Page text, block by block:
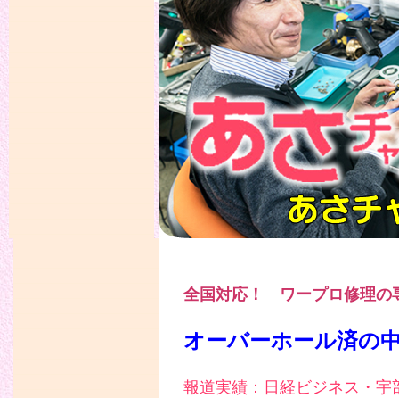
全国対応！ ワープロ修理の
オーバーホール済の
報道実績：日経ビジネス・